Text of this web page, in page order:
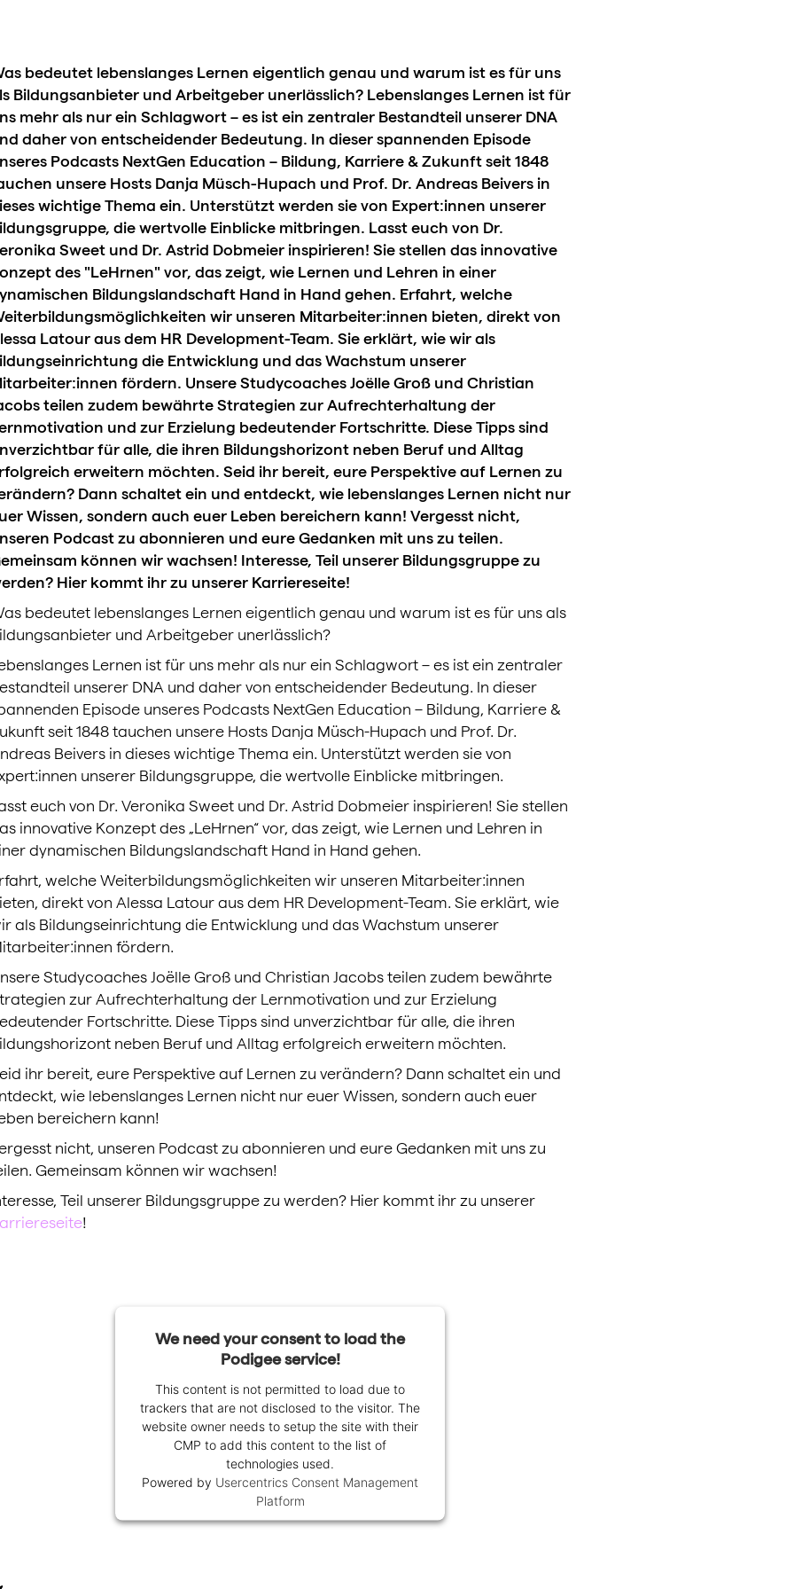
bedeutet lebenslanges Lernen eigentlich genau und warum ist es für uns
Bildungsanbieter und Arbeitgeber unerlässlich? Lebenslanges Lernen ist für
mehr als nur ein Schlagwort – es ist ein zentraler Bestandteil unserer DNA
daher von entscheidender Bedeutung. In dieser spannenden Episode
Podcasts NextGen Education – Bildung, Karriere & Zukunft seit 1848
unsere Hosts Danja Müsch-Hupach und Prof. Dr. Andreas Beivers in
wichtige Thema ein. Unterstützt werden sie von Expert:innen unserer
die wertvolle Einblicke mitbringen. Lasst euch von Dr.
Sweet und Dr. Astrid Dobmeier inspirieren! Sie stellen das innovative
des "LeHrnen" vor, das zeigt, wie Lernen und Lehren in einer
Bildungslandschaft Hand in Hand gehen. Erfahrt, welche
wir unseren Mitarbeiter:innen bieten, direkt von
Latour aus dem HR Development-Team. Sie erklärt, wie wir als
die Entwicklung und das Wachstum unserer
fördern. Unsere Studycoaches Joëlle Groß und Christian
teilen zudem bewährte Strategien zur Aufrechterhaltung der
und zur Erzielung bedeutender Fortschritte. Diese Tipps sind
für alle, die ihren Bildungshorizont neben Beruf und Alltag
erweitern möchten. Seid ihr bereit, eure Perspektive auf Lernen zu
Dann schaltet ein und entdeckt, wie lebenslanges Lernen nicht nur
Wissen, sondern auch euer Leben bereichern kann! Vergesst nicht,
Podcast zu abonnieren und eure Gedanken mit uns zu teilen.
können wir wachsen! Interesse, Teil unserer Bildungsgruppe zu
Hier kommt ihr zu unserer Karriereseite!
bedeutet lebenslanges Lernen eigentlich genau und warum ist es für uns als
und Arbeitgeber unerlässlich?
Lernen ist für uns mehr als nur ein Schlagwort – es ist ein zentraler
unserer DNA und daher von entscheidender Bedeutung. In dieser
Episode unseres Podcasts NextGen Education – Bildung, Karriere &
seit 1848 tauchen unsere Hosts Danja Müsch-Hupach und Prof. Dr.
Beivers in dieses wichtige Thema ein. Unterstützt werden sie von
unserer Bildungsgruppe, die wertvolle Einblicke mitbringen.
euch von Dr. Veronika Sweet und Dr. Astrid Dobmeier inspirieren! Sie stellen
innovative Konzept des „LeHrnen“ vor, das zeigt, wie Lernen und Lehren in
dynamischen Bildungslandschaft Hand in Hand gehen.
welche Weiterbildungsmöglichkeiten wir unseren Mitarbeiter:innen
direkt von Alessa Latour aus dem HR Development-Team. Sie erklärt, wie
als Bildungseinrichtung die Entwicklung und das Wachstum unserer
fördern.
Studycoaches Joëlle Groß und Christian Jacobs teilen zudem bewährte
zur Aufrechterhaltung der Lernmotivation und zur Erzielung
Fortschritte. Diese Tipps sind unverzichtbar für alle, die ihren
neben Beruf und Alltag erfolgreich erweitern möchten.
ihr bereit, eure Perspektive auf Lernen zu verändern? Dann schaltet ein und
wie lebenslanges Lernen nicht nur euer Wissen, sondern auch euer
bereichern kann!
nicht, unseren Podcast zu abonnieren und eure Gedanken mit uns zu
Gemeinsam können wir wachsen!
Teil unserer Bildungsgruppe zu werden? Hier kommt ihr zu unserer
!
We need your consent to load the
Podigee service!
This content is not permitted to load due to
trackers that are not disclosed to the visitor. The
website owner needs to setup the site with their
CMP to add this content to the list of
technologies used.
Powered by Usercentrics Consent Management
Platform